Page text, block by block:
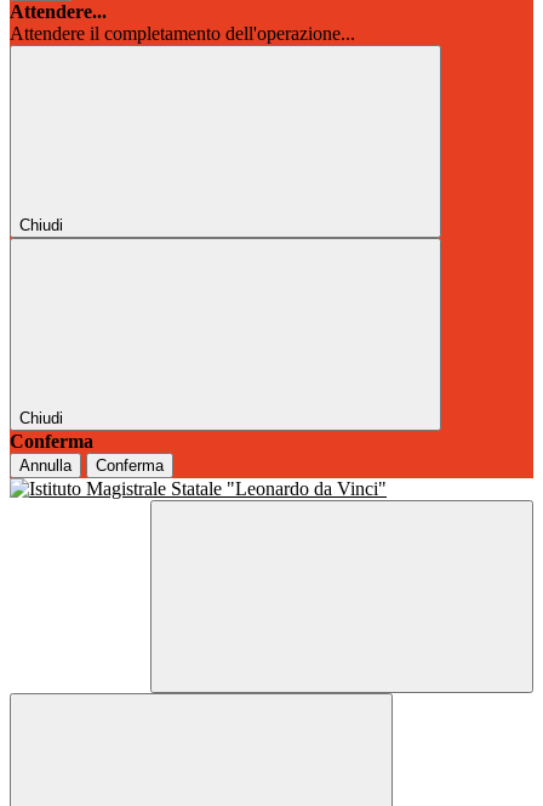
Attendere...
Attendere il completamento dell'operazione...
Chiudi
Chiudi
Conferma
Annulla Conferma